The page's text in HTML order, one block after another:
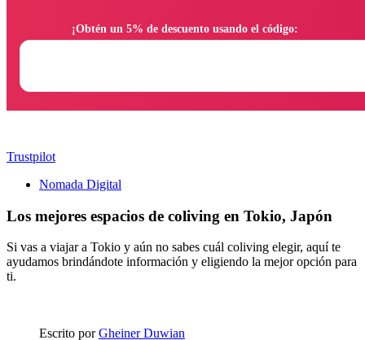
Trustpilot
Nomada Digital
Los mejores espacios de coliving en Tokio, Japón
Si vas a viajar a Tokio y aún no sabes cuál coliving elegir, aquí te
ayudamos brindándote información y eligiendo la mejor opción para
ti.
Escrito porGheiner Duwian